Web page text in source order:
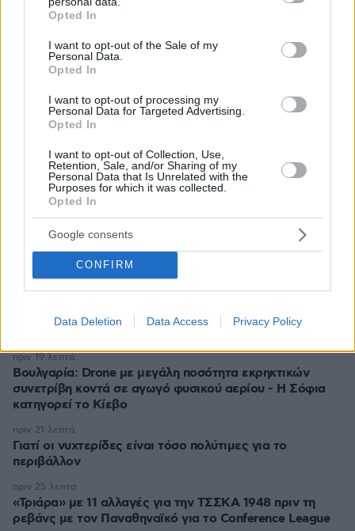
grant or deny consent to Google and its third-party tags to
use your data for below specified purposes in below Google
consent section.
Opted In
I want to opt-out of the Sale of my
Personal Data.
Opted In
I want to opt-out of processing my
Personal Data for Targeted Advertising.
Opted In
I want to opt-out of Collection, Use,
Retention, Sale, and/or Sharing of my
Personal Data that Is Unrelated with the
Purposes for which it was collected.
Opted In
Google consents
CONFIRM
Data Deletion Data Access Privacy Policy
Η «εισβολή» του Γιάννη Λοβέρδου στην ΚΟ του ΠΑΣΟΚ -
«Μας λείπει ένας Λοβέρδος»
06.12.2024, 12:09
ΡΟΗ ΕΙΔΗΣΕΩΝ
Ειδήσεις Δημοφιλή Σχολιασμένα
ληστεία με φίλο του, βρέθηκαν αυτοσχέδια όπλα και
εκρηκτικοί μηχανισμοί στο δωμάτιό του
Βουλγαρία: Drone με μεγάλη ποσότητα εκρηκτικών
συνετρίβη κοντά σε αγωγό φυσικού αερίου - Η Σόφια
κατηγορεί το Κίεβο
πριν 19 λεπτά
Γιατί οι νυχτερίδες είναι τόσο πολύτιμες για το
περιβάλλον
πριν 21 λεπτά
«Τριάρα» με 11 αλλαγές για την ΤΣΣΚΑ 1948 πριν τη
ρεβάνς με τον Παναθηναϊκό για το Conference League
πριν 25 λεπτά